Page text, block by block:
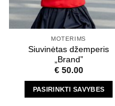
chosen
on
the
product
page
MOTERIMS
Siuvinėtas džemperis
„Brand”
€50.00
PASIRINKTI SAVYBES